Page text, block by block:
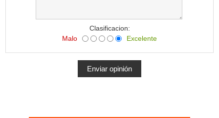
Clasificacion:
Malo
Excelente